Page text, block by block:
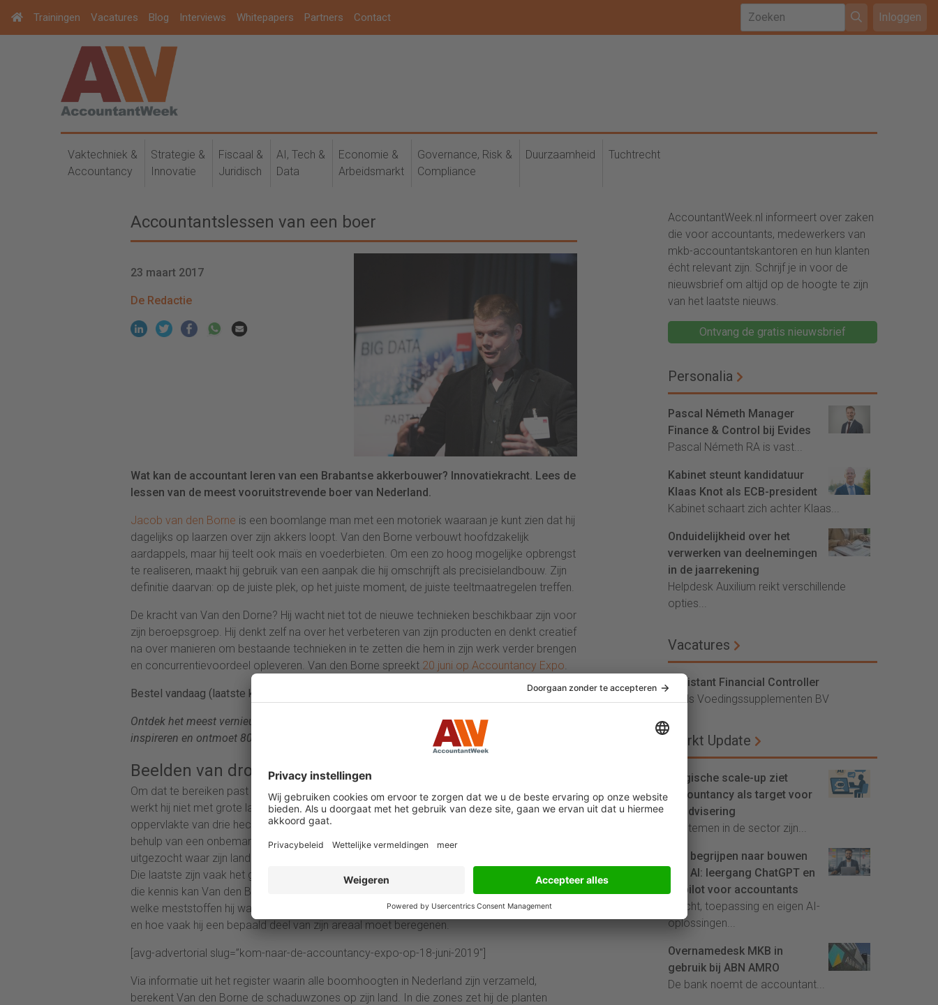
Trainingen Vacatures Blog Interviews Whitepapers Partners Contact Inloggen
Vaktechniek &
Accountancy
Strategie &
Innovatie
Fiscaal &
Juridisch
AI, Tech &
Data
Economie &
Arbeidsmarkt
Governance, Risk &
Compliance
Duurzaamheid Tuchtrecht
Accountantslessen van een boer
23 maart 2017
De Redactie
Wat kan de accountant leren van een Brabantse akkerbouwer? Innovatiekracht. Lees de
lessen van de meest vooruitstrevende boer van Nederland.
Jacob van den Borne is een boomlange man met een motoriek waaraan je kunt zien dat hij
dagelijks op laarzen over zijn akkers loopt. Van den Borne verbouwt hoofdzakelijk
aardappels, maar hij teelt ook maïs en voederbieten. Om een zo hoog mogelijke opbrengst
te realiseren, maakt hij gebruik van een aanpak die hij omschrijft als precisielandbouw. Zijn
definitie daarvan: op de juiste plek, op het juiste moment, de juiste teeltmaatregelen treffen.
De kracht van Van den Dorne? Hij wacht niet tot de nieuwe technieken beschikbaar zijn voor
zijn beroepsgroep. Hij denkt zelf na over het verbeteren van zijn producten en denkt creatief
na over manieren om bestaande technieken in te zetten die hem in zijn werk verder brengen
en concurrentievoordeel opleveren. Van den Borne spreekt 20 juni op Accountancy Expo
Bestel vandaag (laatste kans!) je ticket voor met 100% korting!
Ontdek het meest vernieuwende evenement in de accountancybranche. Beleef het, laat je
inspireren en ontmoet 800 vakgenoten in De Loods te Nijkerk.
Beelden van drones
Om dat te bereiken past Van den Borne een hele reeks technieken toe. In de eerste plaats
werkt hij niet met grote lappen land, maar met 140 kleinere percelen, met een gemiddelde
oppervlakte van drie hectare. Hij heeft die percelen nauwkeurig in kaart gebracht, met
behulp van een onbemand voertuig, dat een slee met sensoren voorttrekt. Zo heeft hij
uitgezocht waar zijn land vochtig of juist droog is en waar verdichtingen in de grond zitten.
Die laatste zijn vaak het gevolg van langdurig met zware voertuigen over het land rijden. Met
die kennis kan Van den Borne onder meer bepalen wat voor opbrengst hij kan verwachten,
welke meststoffen hij waar moet toevoegen, welke ruimte hij tussen zijn planten moet laten
en hoe vaak hij een bepaald deel van zijn areaal moet beregenen.
[avg-advertorial slug=”kom-naar-de-accountancy-expo-op-18-juni-2019″]
Via informatie uit het register waarin alle boomhoogten in Nederland zijn verzameld,
berekent Van den Borne de schaduwzones op zijn land. In die zones zet hij de planten
AccountantWeek.nl informeert over zaken
die voor accountants, medewerkers van
mkb-accountantskantoren en hun klanten
écht relevant zijn. Schrijf je in voor de
nieuwsbrief om altijd op de hoogte te zijn
van het laatste nieuws.
Ontvang de gratis nieuwsbrief
Personalia
Pascal Németh Manager
Finance & Control bij Evides
Pascal Németh RA is vast...
Kabinet steunt kandidatuur
Klaas Knot als ECB-president
Kabinet schaart zich achter Klaas...
Onduidelijkheid over het
verwerken van deelnemingen
in de jaarrekening
Helpdesk Auxilium reikt verschillende
opties...
Vacatures
Assistant Financial Controller
Vitals Voedingssupplementen BV
Markt Update
Belgische scale-up ziet
accountancy als target voor
AI-advisering
'Systemen in de sector zijn...
Van begrijpen naar bouwen
met AI: leergang ChatGPT en
Copilot voor accountants
Inzicht, toepassing en eigen AI-
oplossingen...
Overnamedesk MKB in
gebruik bij ABN AMRO
De bank noemt de accountant...